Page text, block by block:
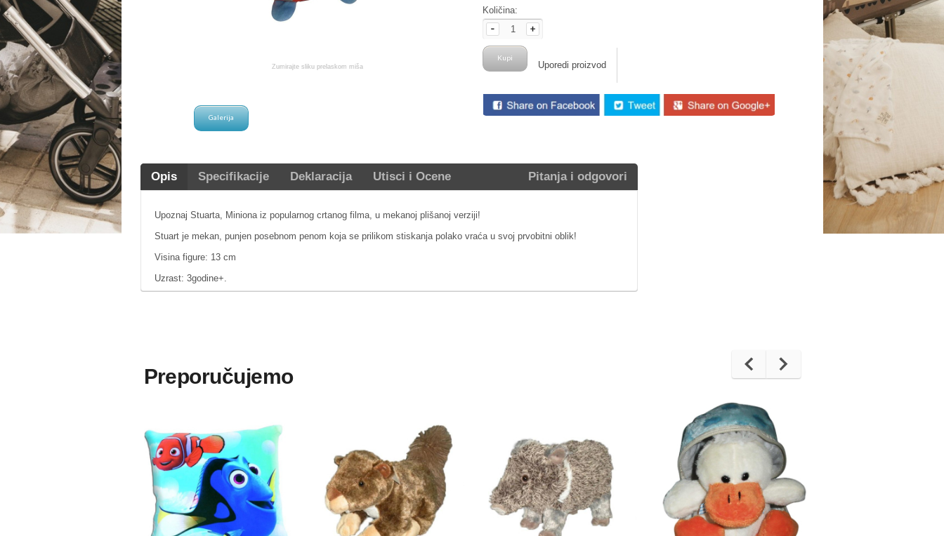
Količina:
Uporedi proizvod
Opis Specifikacije Deklaracija Utisci i Ocene Pitanja i odgovori
Upoznaj Stuarta, Miniona iz popularnog crtanog filma, u mekanoj plišanoj verziji!
Stuart je mekan, punjen posebnom penom koja se prilikom stiskanja polako vraća u svoj prvobitni oblik!
Visina figure: 13 cm
Uzrast: 3godine+.
Preporučujemo